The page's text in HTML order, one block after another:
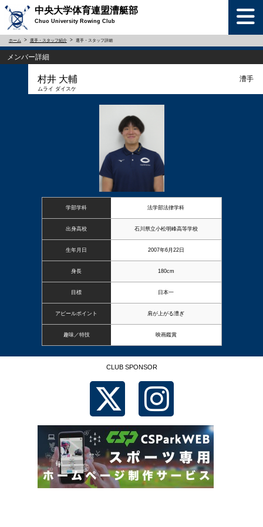
中央大学体育連盟漕艇部
Chuo University Rowing Club
ホーム 選手・スタッフ紹介 選手・スタッフ詳細
メンバー詳細
村井 大輔
ムライ ダイスケ
漕手
学部学科 法学部法律学科
出身高校 石川県立小松明峰高等学校
生年月日 2007年6月22日
身長 180cm
目標 日本一
アピールポイント 肩が上がる漕ぎ
趣味／特技 映画鑑賞
CLUB SPONSOR